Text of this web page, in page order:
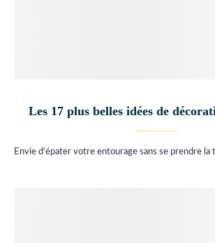
Les 17 plus belles idées de
Envie d’épater votre entourage sans se prendre la